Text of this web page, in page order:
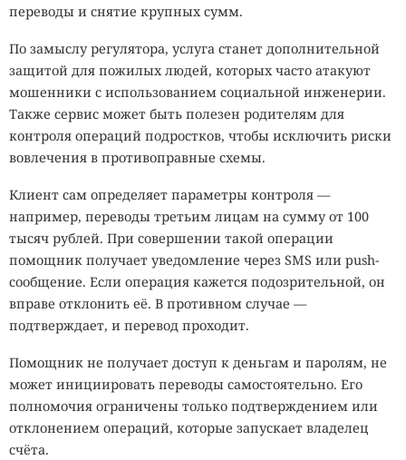
переводы и снятие крупных сумм.
По замыслу регулятора, услуга станет дополнительной
защитой для пожилых людей, которых часто атакуют
мошенники с использованием социальной инженерии.
Также сервис может быть полезен родителям для
контроля операций подростков, чтобы исключить риски
вовлечения в противоправные схемы.
Клиент сам определяет параметры контроля —
например, переводы третьим лицам на сумму от 100
тысяч рублей. При совершении такой операции
помощник получает уведомление через SMS или push-
сообщение. Если операция кажется подозрительной, он
вправе отклонить её. В противном случае —
подтверждает, и перевод проходит.
Помощник не получает доступ к деньгам и паролям, не
может инициировать переводы самостоятельно. Его
полномочия ограничены только подтверждением или
отклонением операций, которые запускает владелец
счёта.